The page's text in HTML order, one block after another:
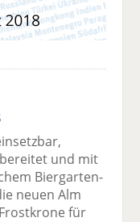
und mit
Biergarten-
neuen Alm
für